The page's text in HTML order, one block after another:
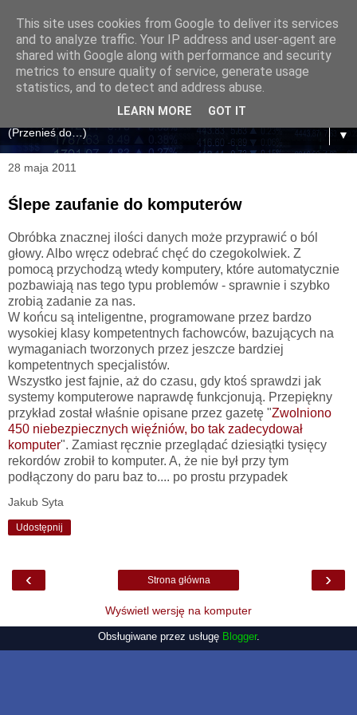
▼
28 maja 2011
Ślepe zaufanie do komputerów
Obróbka znacznej ilości danych może przyprawić o ból
głowy. Albo wręcz odebrać chęć do czegokolwiek. Z
pomocą przychodzą wtedy komputery, które automatycznie
pozbawiają nas tego typu problemów - sprawnie i szybko
zrobią zadanie za nas.
W końcu są inteligentne, programowane przez bardzo
wysokiej klasy kompetentnych fachowców, bazujących na
wymaganiach tworzonych przez jeszcze bardziej
kompetentnych specjalistów.
Wszystko jest fajnie, aż do czasu, gdy ktoś sprawdzi jak
systemy komputerowe naprawdę funkcjonują. Przepiękny
przykład został właśnie opisane przez gazetę "Zwolniono
450 niebezpiecznych więźniów, bo tak zadecydował
komputer". Zamiast ręcznie przeglądać dziesiątki tysięcy
rekordów zrobił to komputer. A, że nie był przy tym
podłączony do paru baz to.... po prostu przypadek
Jakub Syta
Udostępnij
‹ ›
Strona główna
Wyświetl wersję na komputer
Obsługiwane przez usługę Blogger.
This site uses cookies from Google to deliver its services
and to analyze traffic. Your IP address and user-agent are
shared with Google along with performance and security
metrics to ensure quality of service, generate usage
statistics, and to detect and address abuse.
LEARN MORE GOT IT